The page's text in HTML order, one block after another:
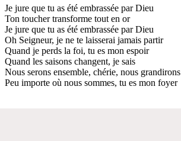
Je jure que tu as été embrassée par Dieu
Ton toucher transforme tout en or
Je jure que tu as été embrassée par Dieu
Oh Seigneur, je ne te laisserai jamais partir
Quand je perds la foi, tu es mon espoir
Quand les saisons changent, je sais
Nous serons ensemble, chérie, nous grandirons
Peu importe où nous sommes, tu es mon foyer